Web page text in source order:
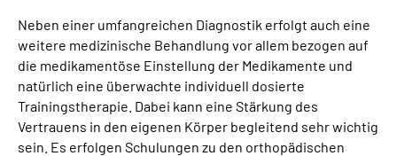
Leichte Sprache
Gebärdensprache
Neben einer umfangreichen Diagnostik erfolgt auch eine
weitere medizinische Behandlung vor allem bezogen auf
die medikamentöse Einstellung der Medikamente und
natürlich eine überwachte individuell dosierte
Trainingstherapie. Dabei kann eine Stärkung des
Vertrauens in den eigenen Körper begleitend sehr wichtig
sein. Es erfolgen Schulungen zu den orthopädischen